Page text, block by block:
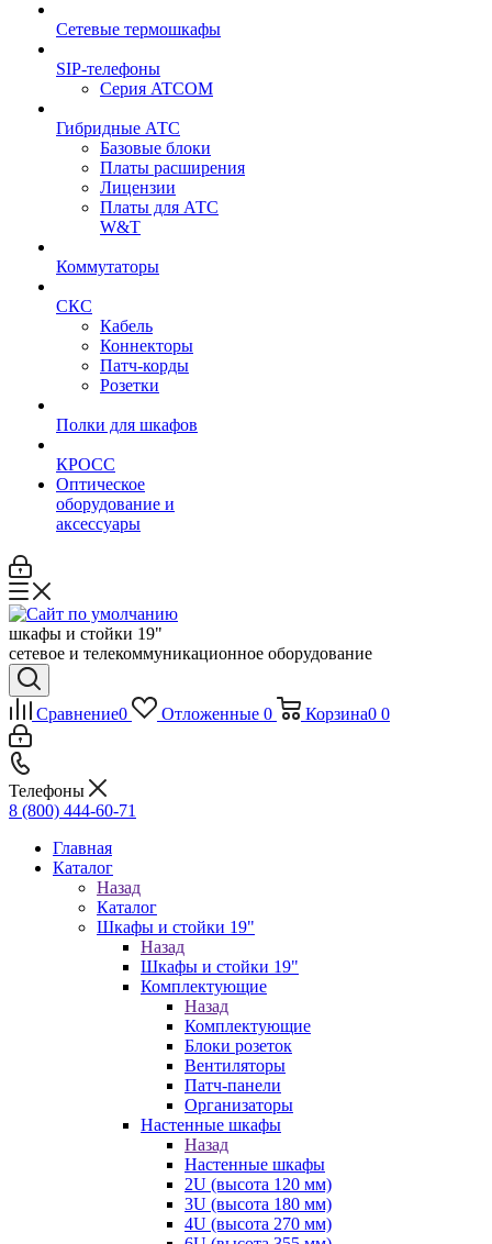
Сетевые термошкафы
SIP-телефоны
Серия ATCOM
Гибридные АТС
Базовые блоки
Платы расширения
Лицензии
Платы для АТС
W&T
Коммутаторы
СКС
Кабель
Коннекторы
Патч-корды
Розетки
Полки для шкафов
КРОСС
Оптическое
оборудование и
аксессуары
шкафы и стойки 19"
сетевое и телекоммуникационное оборудование
Сравнение0 Отложенные 0 Корзина0 0
Телефоны
8 (800) 444-60-71
Главная
Каталог
Назад
Каталог
Шкафы и стойки 19"
Назад
Шкафы и стойки 19"
Комплектующие
Назад
Комплектующие
Блоки розеток
Вентиляторы
Патч-панели
Организаторы
Настенные шкафы
Назад
Настенные шкафы
2U (высота 120 мм)
3U (высота 180 мм)
4U (высота 270 мм)